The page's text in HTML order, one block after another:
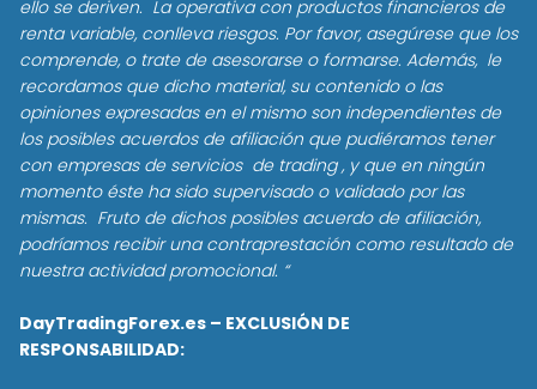
ello se deriven. La operativa con productos financieros de
renta variable, conlleva riesgos. Por favor, asegúrese que los
comprende, o trate de asesorarse o formarse. Además, le
recordamos que dicho material, su contenido o las
opiniones expresadas en el mismo son independientes de
los posibles acuerdos de afiliación que pudiéramos tener
con empresas de servicios de trading , y que en ningún
momento éste ha sido supervisado o validado por las
mismas. Fruto de dichos posibles acuerdo de afiliación,
podríamos recibir una contraprestación como resultado de
nuestra actividad promocional. “
DayTradingForex.es – EXCLUSIÓN DE
RESPONSABILIDAD: